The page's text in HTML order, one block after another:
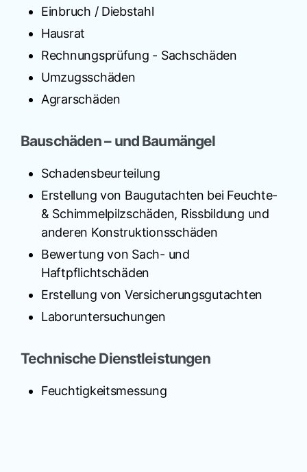
Einbruch / Diebstahl
Hausrat
Rechnungsprüfung - Sachschäden
Umzugsschäden
Agrarschäden
Bauschäden – und Baumängel
Schadensbeurteilung
Erstellung von Baugutachten bei Feuchte-
& Schimmelpilzschäden, Rissbildung und
anderen Konstruktionsschäden
Bewertung von Sach- und
Haftpflichtschäden
Erstellung von Versicherungsgutachten
Laboruntersuchungen
Technische Dienstleistungen
Feuchtigkeitsmessung